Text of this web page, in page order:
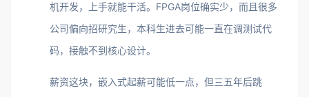
机开发，上手就能干活。FPGA岗位确实少，而且很多
公司偏向招研究生，本科生进去可能一直在调测试代
码，接触不到核心设计。
薪资这块，嵌入式起薪可能低一点，但三五年后跳